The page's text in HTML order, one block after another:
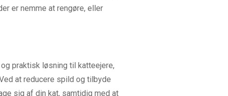
er nemme at rengøre, eller
praktisk løsning til katteejere,
at reducere spild og tilbyde
sig af din kat, samtidig med at